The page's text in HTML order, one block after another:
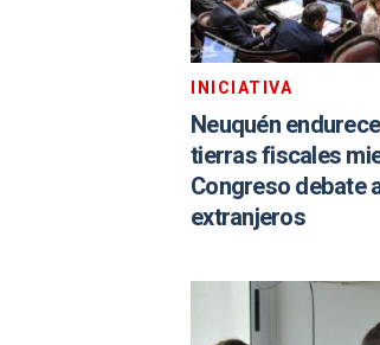
INICIATIVA
Neuquén
tierras fiscales
Congreso debate
extranjeros